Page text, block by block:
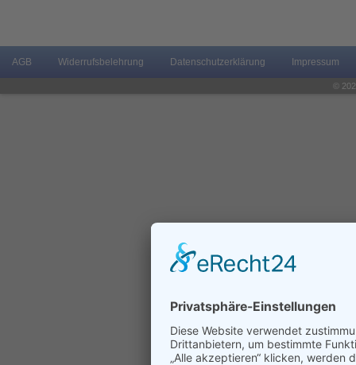
AGB Widerrufsbelehrung Datenschutzerklärung Impressum
©